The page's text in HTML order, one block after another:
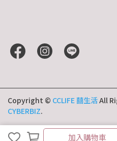
加入購物車
Copyright © CCLIFE 囍生活All
CYBERBIZ.